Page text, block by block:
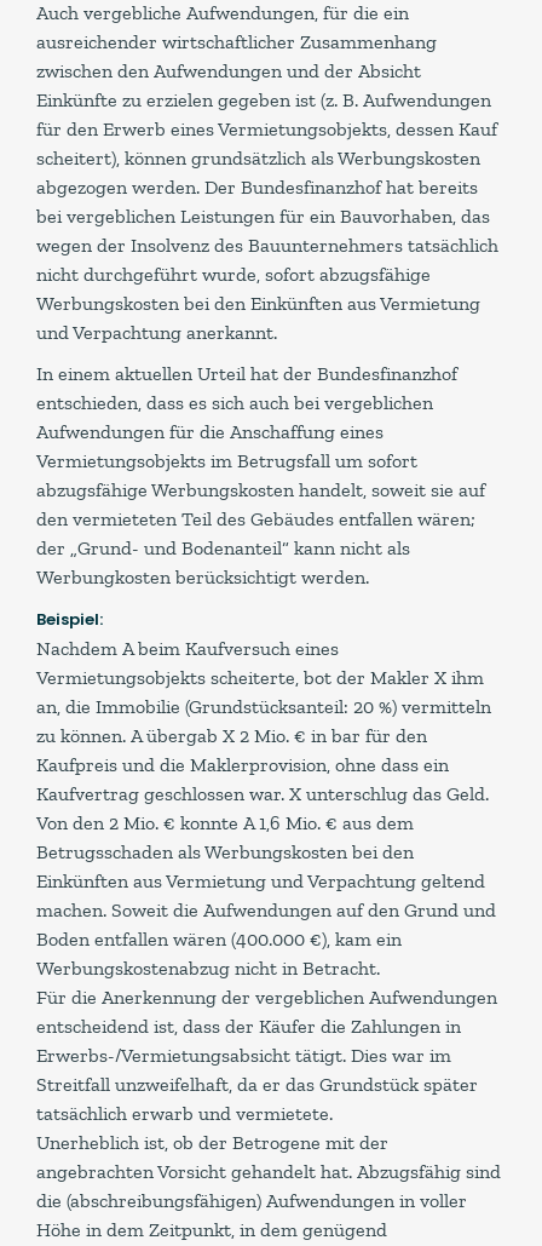
Auch vergebliche Aufwendungen, für die ein
ausreichender wirtschaftlicher Zusammenhang
zwischen den Aufwendungen und der Absicht
Einkünfte zu erzielen gegeben ist (z. B. Aufwendungen
für den Erwerb eines Vermietungsobjekts, dessen Kauf
scheitert), können grundsätzlich als Werbungskosten
abgezogen werden. Der Bundesfinanzhof hat bereits
bei vergeblichen Leistungen für ein Bauvorhaben, das
wegen der Insolvenz des Bauunternehmers tatsächlich
nicht durchgeführt wurde, sofort abzugsfähige
Werbungskosten bei den Einkünften aus Vermietung
und Verpachtung anerkannt.
In einem aktuellen Urteil hat der Bundesfinanzhof
entschieden, dass es sich auch bei vergeblichen
Aufwendungen für die Anschaffung eines
Vermietungsobjekts im Betrugsfall um sofort
abzugsfähige Werbungskosten handelt, soweit sie auf
den vermieteten Teil des Gebäudes entfallen wären;
der „Grund- und Bodenanteil“ kann nicht als
Werbungkosten berücksichtigt werden.
Beispiel:
Nachdem A beim Kaufversuch eines
Vermietungsobjekts scheiterte, bot der Makler X ihm
an, die Immobilie (Grundstücksanteil: 20 %) vermitteln
zu können. A übergab X 2 Mio. € in bar für den
Kaufpreis und die Maklerprovision, ohne dass ein
Kaufvertrag geschlossen war. X unterschlug das Geld.
Von den 2 Mio. € konnte A 1,6 Mio. € aus dem
Betrugsschaden als Werbungskosten bei den
Einkünften aus Vermietung und Verpachtung geltend
machen. Soweit die Aufwendungen auf den Grund und
Boden entfallen wären (400.000 €), kam ein
Werbungskostenabzug nicht in Betracht.
Für die Anerkennung der vergeblichen Aufwendungen
entscheidend ist, dass der Käufer die Zahlungen in
Erwerbs-/Vermietungsabsicht tätigt. Dies war im
Streitfall unzweifelhaft, da er das Grundstück später
tatsächlich erwarb und vermietete.
Unerheblich ist, ob der Betrogene mit der
angebrachten Vorsicht gehandelt hat. Abzugsfähig sind
die (abschreibungsfähigen) Aufwendungen in voller
Höhe in dem Zeitpunkt, in dem genügend